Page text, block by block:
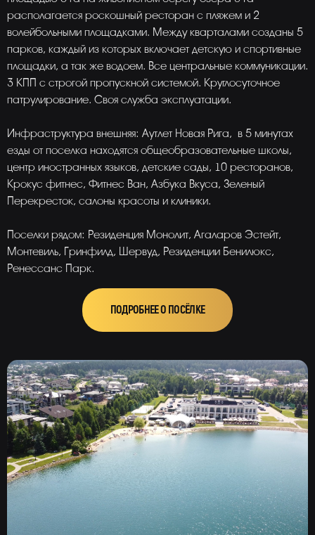
располагается роскошный ресторан с пляжем и 2
волейбольными площадками. Между кварталами созданы 5
парков, каждый из которых включает детскую и спортивные
площадки, а так же водоем. Все центральные коммуникации.
3 КПП с строгой пропускной системой. Круглосуточное
патрулирование. Своя служба эксплуатации.
Инфраструктура внешняя: Аутлет Новая Рига, в 5 минутах
езды от поселка находятся общеобразовательные школы,
центр иностранных языков, детские сады, 10 ресторанов,
Крокус фитнес, Фитнес Ван, Азбука Вкуса, Зеленый
Перекресток, салоны красоты и клиники.
Поселки рядом: Резиденция Монолит, Агаларов Эстейт,
Монтевиль, Гринфилд, Шервуд, Резиденции Бенилюкс,
Ренессанс Парк.
ПОДРОБНЕЕ О ПОСЁЛКЕ